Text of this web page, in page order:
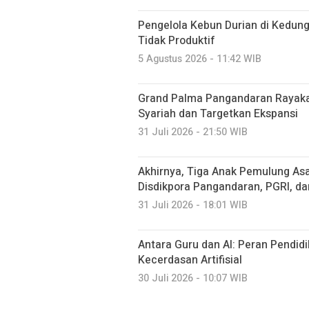
Pengelola Kebun Durian di
Tidak Produktif ‎
5 Agustus 2026 - 11:42 WIB
Grand Palma Pangandaran
Syariah dan Targetkan Ekspansi
31 Juli 2026 - 21:50 WIB
Akhirnya, Tiga Anak Pemulung
Disdikpora Pangandaran, PGRI,
31 Juli 2026 - 18:01 WIB
Antara Guru dan AI: Peran
Kecerdasan Artifisial
30 Juli 2026 - 10:07 WIB